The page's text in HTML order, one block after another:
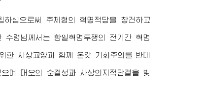
심으로써 주체형의 혁명적당을 창건하고
수령님께서 는 항일혁명투쟁의 전기간 혁명
한 사상교양과 함께 온갖 기회주의를 반대
며 대오의 순결성과 사상의지적단결을 빛